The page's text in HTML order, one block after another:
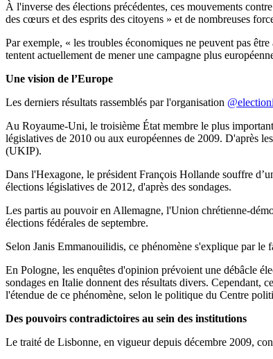
À l'inverse des élections précédentes, ces mouvements
des cœurs et des esprits des citoyens » et de nombreuses
Par exemple, « les troubles économiques ne peuvent pas
tentent actuellement de mener une campagne plus
Une vision de l’Europe
Les derniers résultats rassemblés par l'organisation
Au Royaume-Uni, le troisième État membre le plus
législatives de 2010 ou aux européennes de 2009. D'après
(UKIP).
Dans l'Hexagone, le président François Hollande souffre
élections législatives de 2012, d'après des sondages.
Les partis au pouvoir en Allemagne, l'Union chrétienne-
élections fédérales de septembre.
Selon Janis Emmanouilidis, ce phénomène s'explique par
En Pologne, les enquêtes d'opinion prévoient une débâcle
sondages en Italie donnent des résultats divers. Cependant,
l'étendue de ce phénomène, selon le politique du Centre
Des pouvoirs contradictoires au sein des institutions
Le traité de Lisbonne, en vigueur depuis décembre 2009,